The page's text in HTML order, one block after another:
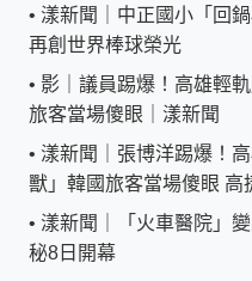
• 漾新聞｜中正國小「回
再創世界棒球榮光
• 影｜議員踢爆！高雄輕
旅客當場傻眼｜漾新聞
• 漾新聞｜張博洋踢爆！
獸」韓國旅客當場傻眼 高
• 漾新聞｜「火車醫院」
秘8日開幕